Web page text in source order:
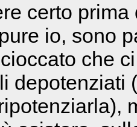
certo
io, sono
che
depotenziati